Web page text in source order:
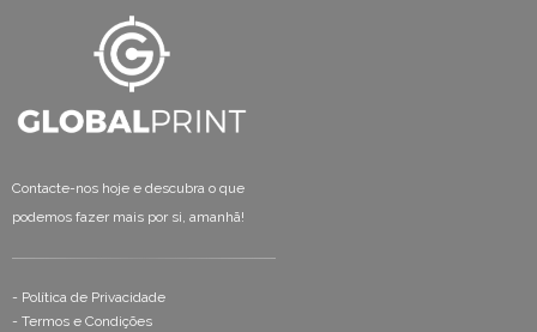
Contacte-nos hoje e descubra o que
podemos fazer mais por si, amanhã!
- Política de Privacidade
- Termos e Condições